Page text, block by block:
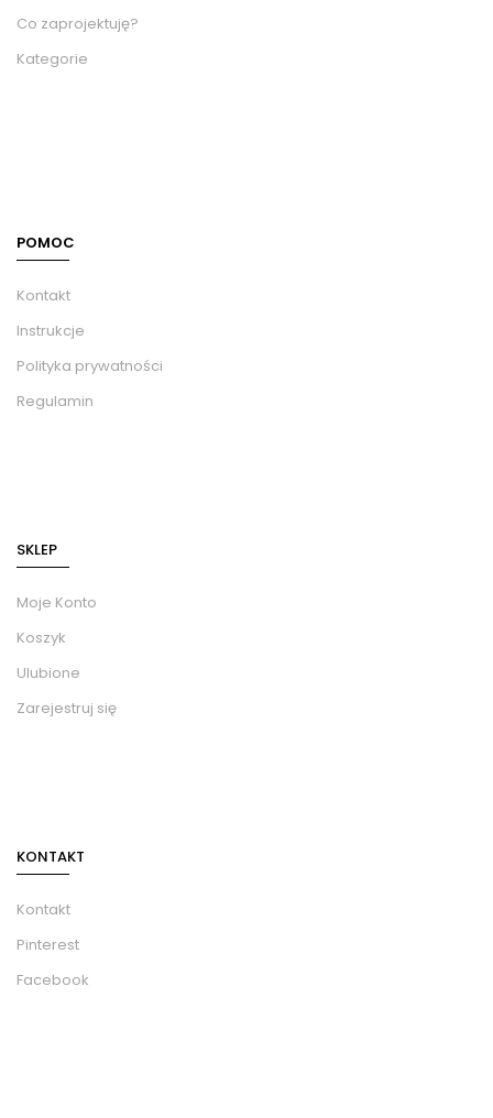
Co zaprojektuję?
Kategorie
POMOC
Kontakt
Instrukcje
Polityka prywatności
Regulamin
SKLEP
Moje Konto
Koszyk
Ulubione
Zarejestruj się
KONTAKT
Kontakt
Pinterest
Facebook